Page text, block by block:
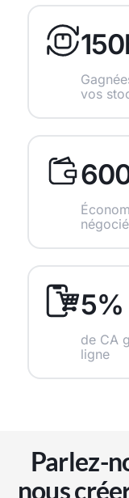
vos
5%
de CA
ligne
Parlez-
nous